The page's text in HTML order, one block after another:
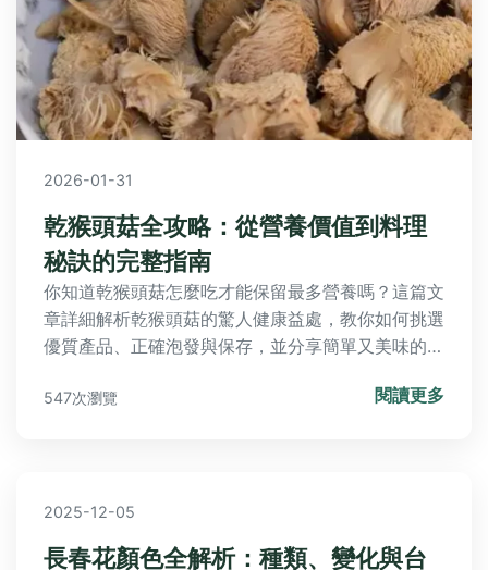
2026-01-31
乾猴頭菇全攻略：從營養價值到料理
秘訣的完整指南
你知道乾猴頭菇怎麼吃才能保留最多營養嗎？這篇文
章詳細解析乾猴頭菇的驚人健康益處，教你如何挑選
優質產品、正確泡發與保存，並分享簡單又美味的家
好處。
547次瀏覽 閱讀更多
2025-12-05
長春花顏色全解析：種類、變化與台